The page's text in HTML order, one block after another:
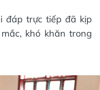
đáp trực tiếp đã kịp
khó khăn trong